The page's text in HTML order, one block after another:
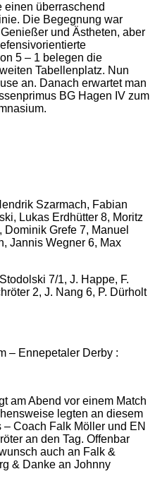
einen überraschend
Die Begegnung war
und Ästheten, aber
5 – 1 belegen die
Tabellenplatz. Nun
an. Danach erwartet man
BG Hagen IV zum
Szarmach, Fabian
Lukas Erdhütter 8, Moritz
Grefe 7, Manuel
Jannis Wegner 6, Max
7/1, J. Happe, F.
2, J. Nang 6, P. Dürholt
– Ennepetaler Derby :
am Abend vor einem Match
legten an diesem
Coach Falk Möller und EN
an den Tag. Offenbar
auch an Falk &
& Danke an Johnny